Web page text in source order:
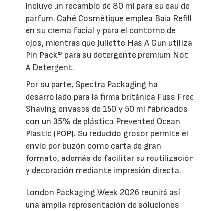
incluye un recambio de 80 ml para su eau de
parfum. Cahé Cosmétique emplea Baia Refill
en su crema facial y para el contorno de
ojos, mientras que Juliette Has A Gun utiliza
Pin Pack® para su detergente premium Not
A Detergent.
Por su parte, Spectra Packaging ha
desarrollado para la firma británica Fuss Free
Shaving envases de 150 y 50 ml fabricados
con un 35% de plástico Prevented Ocean
Plastic (POP). Su reducido grosor permite el
envío por buzón como carta de gran
formato, además de facilitar su reutilización
y decoración mediante impresión directa.
London Packaging Week 2026 reunirá así
una amplia representación de soluciones